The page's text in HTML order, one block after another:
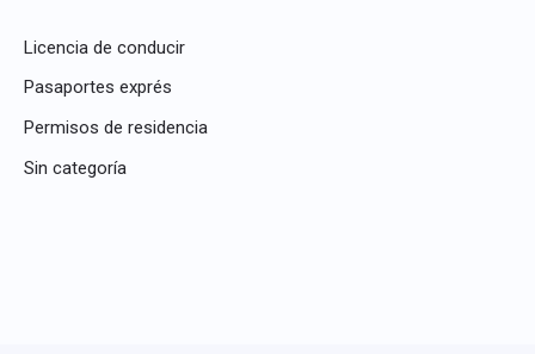
Licencia de conducir
Pasaportes exprés
Permisos de residencia
Sin categoría